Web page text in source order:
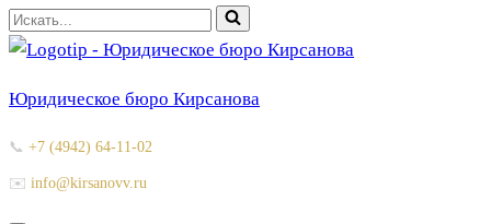
Искать...
Юридическое бюро Кирсанова
📞 +7 (4942) 64-11-02
✉️ info@kirsanovv.ru